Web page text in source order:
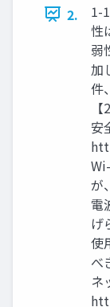
2.
1-
性
弱
加
件
安
が
電
げ
使
べ
ネ